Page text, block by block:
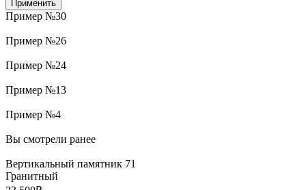
Пример №30
Пример №26
Пример №24
Пример №13
Пример №4
Вы смотрели ранее
Вертикальный памятник 71
Гранитный